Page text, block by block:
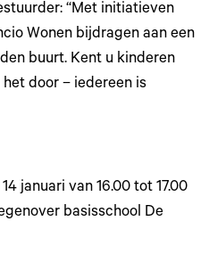
“Met initiatieven
Wonen bijdragen aan een
buurt. Kent u kinderen
door – iedereen is
januari van 16.00 tot 17.00
basisschool De